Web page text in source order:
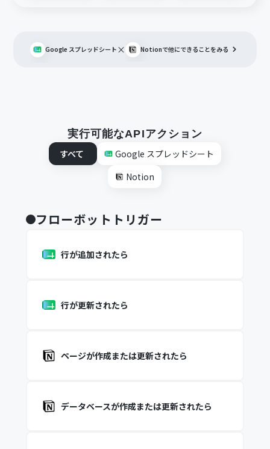
Google スプレッドシート × Notionで他にできることをみる
実行可能なAPIアクション
すべて
Google スプレッドシート
Notion
フローボットトリガー
行が追加されたら
行が更新されたら
ページが作成または更新されたら
データベースが作成または更新されたら